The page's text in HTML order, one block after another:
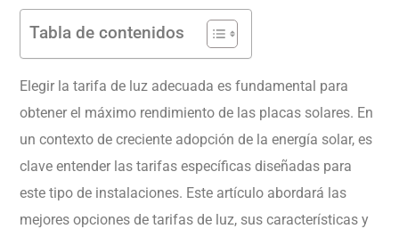
Tabla de contenidos
Elegir la tarifa de luz adecuada es fundamental para
obtener el máximo rendimiento de las placas solares. En
un contexto de creciente adopción de la energía solar, es
clave entender las tarifas específicas diseñadas para
este tipo de instalaciones. Este artículo abordará las
mejores opciones de tarifas de luz, sus características y